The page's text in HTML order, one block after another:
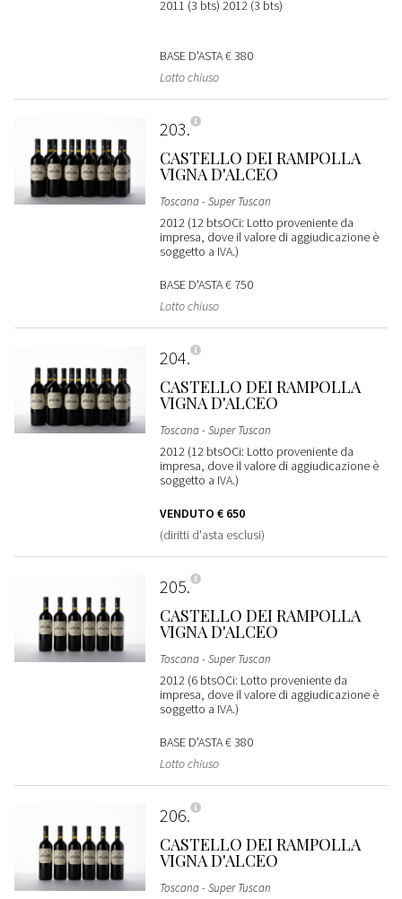
2011 (3 bts) 2012 (3 bts)
BASE D'ASTA€ 380
Lotto chiuso
203
CASTELLO DEI RAMPOLLA
VIGNA D'ALCEO
Toscana - Super Tuscan
2012 (12 btsOCi: Lotto proveniente da
impresa, dove il valore di aggiudicazione è
soggetto a IVA.)
BASE D'ASTA€ 750
Lotto chiuso
204
CASTELLO DEI RAMPOLLA
VIGNA D'ALCEO
Toscana - Super Tuscan
2012 (12 btsOCi: Lotto proveniente da
impresa, dove il valore di aggiudicazione è
soggetto a IVA.)
VENDUTO € 650
(diritti d'asta esclusi)
205
CASTELLO DEI RAMPOLLA
VIGNA D'ALCEO
Toscana - Super Tuscan
2012 (6 btsOCi: Lotto proveniente da
impresa, dove il valore di aggiudicazione è
soggetto a IVA.)
BASE D'ASTA€ 380
Lotto chiuso
206
CASTELLO DEI RAMPOLLA
VIGNA D'ALCEO
Toscana - Super Tuscan